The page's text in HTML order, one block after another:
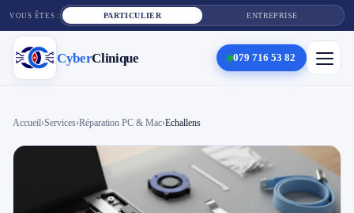
VOUS ÊTES : PARTICULIER ENTREPRISE
CyberClinique 079 716 53 82
Cyber Clinique
Accueil›Services›Réparation PC & Mac›Echallens